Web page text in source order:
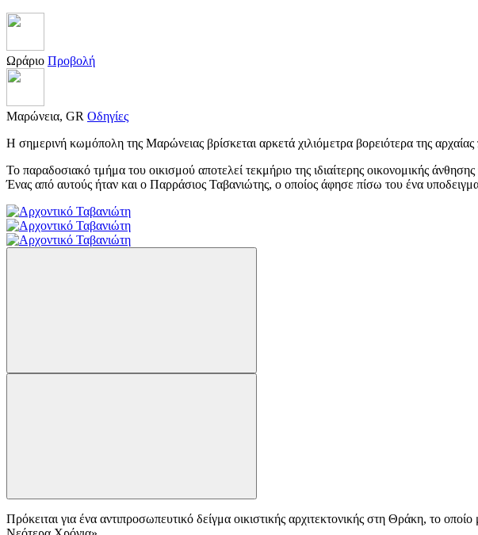
Ωράριο Προβολή
Μαρώνεια, GR Οδηγίες
Η σημερινή κωμόπολη της Μαρώνειας βρίσκεται αρκετά χιλιόμετρα βορειότερα της
Το παραδοσιακό τμήμα του οικισμού αποτελεί τεκμήριο της ιδιαίτερης οικονομικής
Ένας από αυτούς ήταν και ο Παρράσιος Ταβανιώτης, ο οποίος άφησε πίσω του ένα
Πρόκειται για ένα αντιπροσωπευτικό δείγμα οικιστικής αρχιτεκτονικής στη Θράκη, το